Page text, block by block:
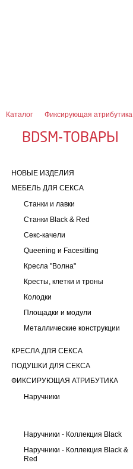
Каталог Фиксирующая атрибутика
BDSM-ТОВАРЫ
НОВЫЕ ИЗДЕЛИЯ
МЕБЕЛЬ ДЛЯ СЕКСА
Станки и лавки
Станки Black & Red
Секс-качели
Queening и Facesitting
Кресла "Волна"
Кресты, клетки и троны
Колодки
Площадки и модули
Металлические конструкции
КРЕСЛА ДЛЯ СЕКСА
ПОДУШКИ ДЛЯ СЕКСА
ФИКСИРУЮЩАЯ АТРИБУТИКА
Наручники
Наручники - Коллекция Black
Наручники - Коллекция Black &
Red